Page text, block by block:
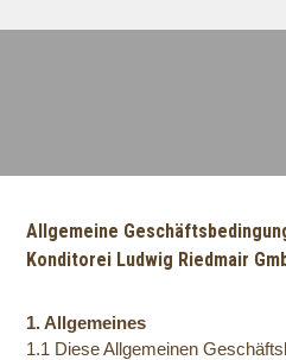
Allgemeine
Konditorei Ludwig Riedmair
1. Allgemeines
1.1 Diese Allgemeinen